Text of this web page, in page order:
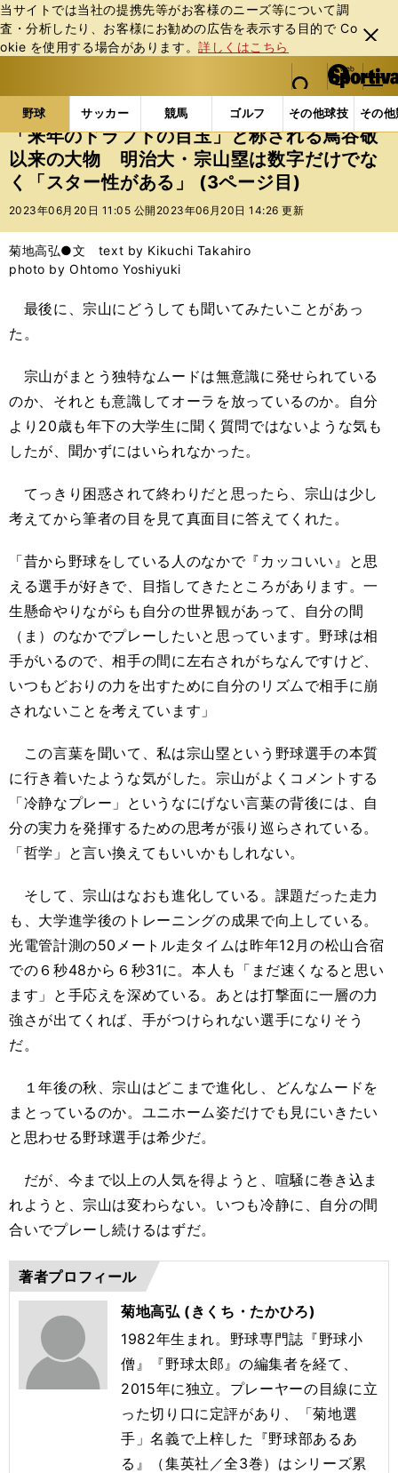
当サイトでは当社の提携先等がお客様のニーズ等について調
査・分析したり、お客様にお勧めの広告を表⽰する⽬的で Co
okie を使⽤する場合があります。詳しくはこちら
閉じ
る
web Sportiva (webスポルティーバ)
検索
マイペ
ー
ジ
メニュ
野球 サッカー 競馬 ゴルフ その他球技 その
b
ス
ポ
ル
テ
ー
バ
野球の記事一覧 高校野球他 「来年のドラフトの目
「来年のドラフトの目玉」と称される鳥谷敬
以来の大物 明治大・宗山塁は数字だけでな
く「スター性がある」 (3ページ目)
2023年06月20日 11:05 公開 2023年06月20日 14:26 更新
菊地高弘●文 text by Kikuchi Takahiro
photo by Ohtomo Yoshiyuki
最後に、宗山にどうしても聞いてみたいことがあっ
た。
宗山がまとう独特なムードは無意識に発せられている
のか、それとも意識してオーラを放っているのか。自分
より20歳も年下の大学生に聞く質問ではないような気も
したが、聞かずにはいられなかった。
てっきり困惑されて終わりだと思ったら、宗山は少し
考えてから筆者の目を見て真面目に答えてくれた。
「昔から野球をしている人のなかで『カッコいい』と思
える選手が好きで、目指してきたところがあります。一
生懸命やりながらも自分の世界観があって、自分の間
（ま）のなかでプレーしたいと思っています。野球は相
手がいるので、相手の間に左右されがちなんですけど、
いつもどおりの力を出すために自分のリズムで相手に崩
されないことを考えています」
この言葉を聞いて、私は宗山塁という野球選手の本質
に行き着いたような気がした。宗山がよくコメントする
「冷静なプレー」というなにげない言葉の背後には、自
分の実力を発揮するための思考が張り巡らされている。
「哲学」と言い換えてもいいかもしれない。
そして、宗山はなおも進化している。課題だった走力
も、大学進学後のトレーニングの成果で向上している。
光電管計測の50メートル走タイムは昨年12月の松山合宿
での６秒48から６秒31に。本人も「まだ速くなると思い
ます」と手応えを深めている。あとは打撃面に一層の力
強さが出てくれば、手がつけられない選手になりそう
だ。
１年後の秋、宗山はどこまで進化し、どんなムードを
まとっているのか。ユニホーム姿だけでも見にいきたい
と思わせる野球選手は希少だ。
だが、今まで以上の人気を得ようと、喧騒に巻き込ま
れようと、宗山は変わらない。いつも冷静に、自分の間
合いでプレーし続けるはずだ。
著者プロフィール
菊地高弘 (きくち・たかひろ)
1982年生まれ。野球専門誌『野球小
僧』『野球太郎』の編集者を経て、
2015年に独立。プレーヤーの目線に立
った切り口に定評があり、「菊地選
手」名義で上梓した『野球部あるあ
る』（集英社／全3巻）はシリーズ累